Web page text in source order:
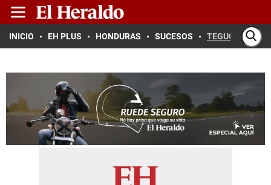
INICIO EH PLUS HONDURAS SUCESOS TEGUCIGALPA